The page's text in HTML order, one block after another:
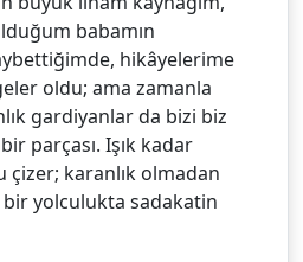
babamın
hikâyelerime
oldu; ama zamanla
gardiyanlar da bizi biz
parçası. Işık kadar
çizer; karanlık olmadan
bir yolculukta sadakatin